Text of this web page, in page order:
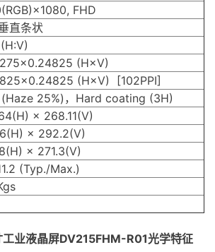
FHD
直条状
(H×V)
(H×V) [102PPI]
25%)，Hard coating (3H)
× 268.11(V)
× 292.2(V)
× 271.3(V)
(Typ./Max.)
工业液晶屏DV215FHM-R01光学特征